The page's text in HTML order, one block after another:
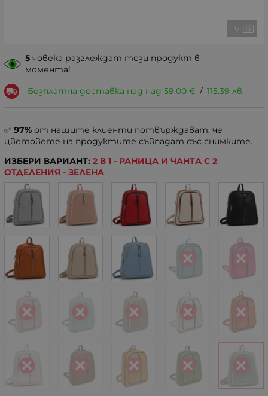
1 6
5 човека разглеждат този продукт в
момента!
Безплатна доставка над над 59.00 € / 115.39 лв.
✅ 97% от нашите клиенти потвърждават, че
цветовете на продуктите съвпадат със снимките.
ИЗБЕРИ ВАРИАНТ: 2 В 1 - РАНИЦА И ЧАНТА С 2
ОТДЕЛЕНИЯ - ЗЕЛЕНА